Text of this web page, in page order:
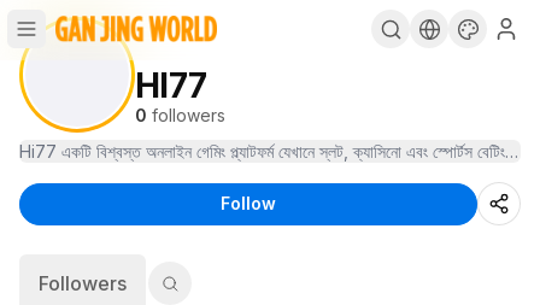
HI77
0 followers
Hi77 একটি বিশ্বস্ত অনলাইন গেমিং প্ল্যাটফর্ম যেখানে স্লট, ক্যাসিনো এবং স্পোর্টস
Follow
Followers